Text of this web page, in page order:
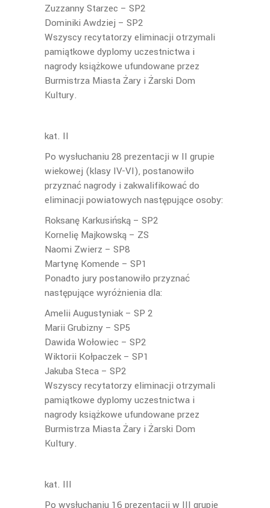
Zuzzanny Starzec – SP2
Dominiki Awdziej – SP2
Wszyscy recytatorzy eliminacji otrzymali
pamiątkowe dyplomy uczestnictwa i
nagrody książkowe ufundowane przez
Burmistrza Miasta Żary i Żarski Dom
Kultury.
kat. II
Po wysłuchaniu 28 prezentacji w II grupie
wiekowej (klasy IV-VI), postanowiło
przyznać nagrody i zakwalifikować do
eliminacji powiatowych następujące osoby:
Roksanę Karkusińską – SP2
Kornelię Majkowską – ZS
Naomi Zwierz – SP8
Martynę Komende – SP1
Ponadto jury postanowiło przyznać
następujące wyróżnienia dla:
Amelii Augustyniak – SP 2
Marii Grubizny – SP5
Dawida Wołowiec – SP2
Wiktorii Kołpaczek – SP1
Jakuba Steca – SP2
Wszyscy recytatorzy eliminacji otrzymali
pamiątkowe dyplomy uczestnictwa i
nagrody książkowe ufundowane przez
Burmistrza Miasta Żary i Żarski Dom
Kultury.
kat. III
Po wysłuchaniu 16 prezentacji w III grupie